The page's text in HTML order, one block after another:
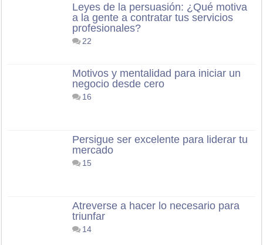
Leyes de la persuasión: ¿Qué motiva
a la gente a contratar tus servicios
profesionales?
22
Motivos y mentalidad para iniciar un
negocio desde cero
16
Persigue ser excelente para liderar tu
mercado
15
Atreverse a hacer lo necesario para
triunfar
14